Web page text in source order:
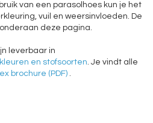
van een parasolhoes kun je het
vuil en weersinvloeden. De
deze pagina.
leverbaar in
en stofsoorten. Je vindt alle
brochure (PDF) .